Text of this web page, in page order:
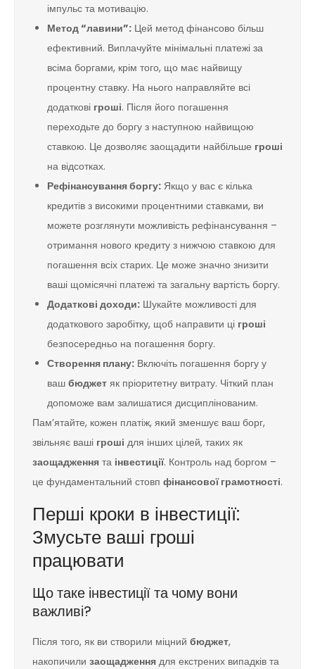
імпульс та мотивацію.
Метод “лавини”: Цей метод фінансово більш
ефективний. Виплачуйте мінімальні платежі за
всіма боргами, крім того, що має найвищу
процентну ставку. На нього направляйте всі
додаткові гроші. Після його погашення
переходьте до боргу з наступною найвищою
ставкою. Це дозволяє заощадити найбільше гроші
на відсотках.
Рефінансування боргу: Якщо у вас є кілька
кредитів з високими процентними ставками, ви
можете розглянути можливість рефінансування –
отримання нового кредиту з нижчою ставкою для
погашення всіх старих. Це може значно знизити
ваші щомісячні платежі та загальну вартість боргу.
Додаткові доходи: Шукайте можливості для
додаткового заробітку, щоб направити ці гроші
безпосередньо на погашення боргу.
Створення плану: Включіть погашення боргу у
ваш бюджет як пріоритетну витрату. Чіткий план
допоможе вам залишатися дисциплінованим.
Пам’ятайте, кожен платіж, який зменшує ваш борг,
звільняє ваші гроші для інших цілей, таких як
заощадження та інвестиції. Контроль над боргом –
це фундаментальний стовп фінансової грамотності.
Перші кроки в інвестиції:
Змусьте ваші гроші
працювати
Що таке інвестиції та чому вони
важливі?
Після того, як ви створили міцний бюджет,
накопичили заощадження для екстрених випадків та